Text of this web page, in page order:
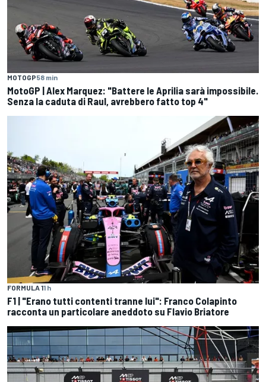
MOTOGP58 min
MotoGP | Alex Marquez: "Battere le Aprilia sarà impossibile.
Senza la caduta di Raul, avrebbero fatto top 4"
FORMULA 11 h
F1 | "Erano tutti contenti tranne lui": Franco Colapinto
racconta un particolare aneddoto su Flavio Briatore